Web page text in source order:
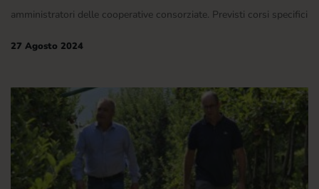
amministratori delle cooperative consorziate. Previsti corsi specifici
27 Agosto 2024